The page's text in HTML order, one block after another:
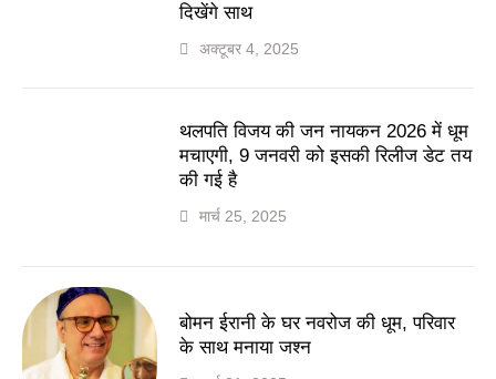
दिखेंगे साथ
अक्टूबर 4, 2025
थलपति विजय की जन नायकन 2026 में धूम
मचाएगी, 9 जनवरी को इसकी रिलीज डेट तय
की गई है
मार्च 25, 2025
बोमन ईरानी के घर नवरोज की धूम, परिवार
के साथ मनाया जश्न